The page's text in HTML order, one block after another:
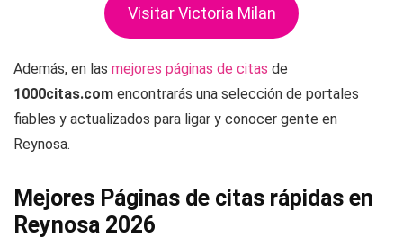
Visitar Victoria Milan
Además, en las mejores páginas de citas de
1000citas.com encontrarás una selección de portales
fiables y actualizados para ligar y conocer gente en
Reynosa.
Mejores Páginas de citas rápidas en
Reynosa 2026